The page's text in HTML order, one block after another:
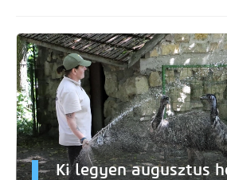
Ki legyen augusztus